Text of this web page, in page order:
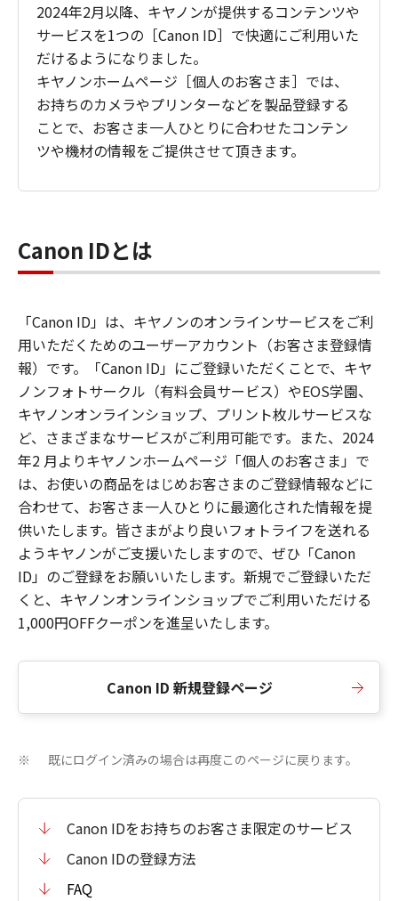
2024年2月以降、キヤノンが提供するコンテンツや
サービスを1つの［Canon ID］で快適にご利用いた
だけるようになりました。
キヤノンホームページ［個人のお客さま］では、
お持ちのカメラやプリンターなどを製品登録する
ことで、お客さま一人ひとりに合わせたコンテン
ツや機材の情報をご提供させて頂きます。
Canon IDとは
「Canon ID」は、キヤノンのオンラインサービスをご利
用いただくためのユーザーアカウント（お客さま登録情
報）です。「Canon ID」にご登録いただくことで、キヤ
ノンフォトサークル（有料会員サービス）やEOS学園、
キヤノンオンラインショップ、プリント枚ルサービスな
ど、さまざまなサービスがご利用可能です。また、2024
年2 月よりキヤノンホームページ「個人のお客さま」で
は、お使いの商品をはじめお客さまのご登録情報などに
合わせて、お客さま一人ひとりに最適化された情報を提
供いたします。皆さまがより良いフォトライフを送れる
ようキヤノンがご支援いたしますので、ぜひ「Canon
ID」のご登録をお願いいたします。新規でご登録いただ
くと、キヤノンオンラインショップでご利用いただける
1,000円OFFクーポンを進呈いたします。
Canon ID 新規登録ページ
※ 既にログイン済みの場合は再度このページに戻ります。
Canon IDをお持ちのお客さま限定のサービス
Canon IDの登録方法
FAQ